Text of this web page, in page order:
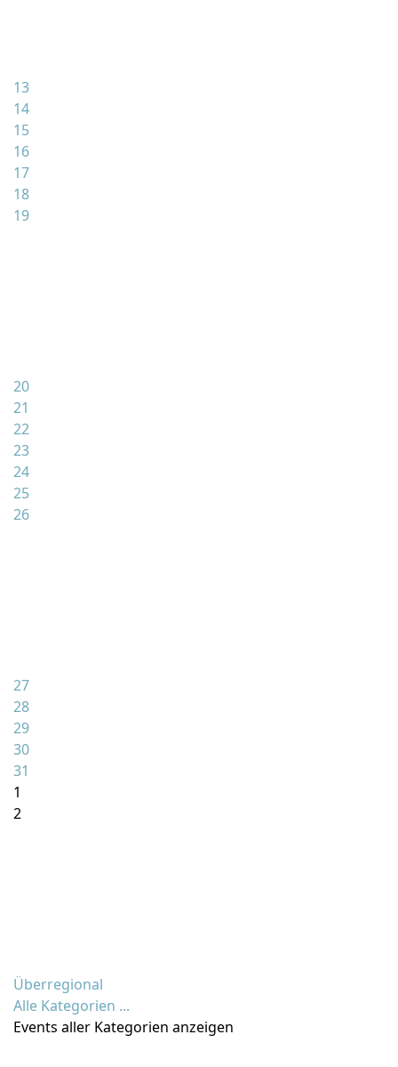
13
14
15
16
17
18
19
20
21
22
23
24
25
26
27
28
29
30
31
1
2
Überregional
Alle Kategorien ...
Events aller Kategorien anzeigen